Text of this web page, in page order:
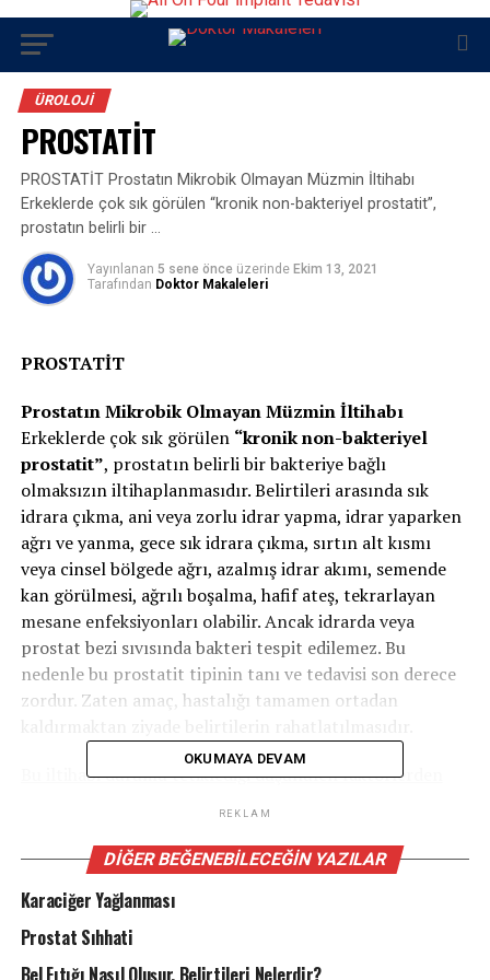
ÜROLOJI
PROSTATİT
PROSTATİT Prostatın Mikrobik Olmayan Müzmin İltihabı
Erkeklerde çok sık görülen “kronik non-bakteriyel prostatit”,
prostatın belirli bir …
Yayınlanan 5 sene önce üzerinde Ekim 13, 2021
Tarafından Doktor Makaleleri
PROSTATİT
Prostatın Mikrobik Olmayan Müzmin İltihabı
Erkeklerde çok sık görülen “kronik non-bakteriyel
prostatit”, prostatın belirli bir bakteriye bağlı
olmaksızın iltihaplanmasıdır. Belirtileri arasında sık
idrara çıkma, ani veya zorlu idrar yapma, idrar yaparken
ağrı ve yanma, gece sık idrara çıkma, sırtın alt kısmı
veya cinsel bölgede ağrı, azalmış idrar akımı, semende
kan görülmesi, ağrılı boşalma, hafif ateş, tekrarlayan
mesane enfeksiyonları olabilir. Ancak idrarda veya
prostat bezi sıvısında bakteri tespit edilemez. Bu
nedenle bu prostatit tipinin tanı ve tedavisi son derece
zordur. Zaten amaç, hastalığı tamamen ortadan
Bu iltihabi durumu tetiklediği düşünülen faktörlerden
• Seksüel aktivite:Cinsel yolla bulaşan bir enfeksiyonu
(bel soğukluğu, klamdiya gibi) olan, seksüel olarak aktif
genç erkeklerde daha sık gelişir.Bazı erkeklerde cinsel
ilişki sıklığının azalması iyileştirici bir faktör olabilir.
OKUMAYA DEVAM
REKLAM
DIĞER BEĞENEBILECEĞIN YAZILAR
Karaciğer Yağlanması
Prostat Sıhhati
Bel Fıtığı Nasıl Oluşur, Belirtileri Nelerdir?